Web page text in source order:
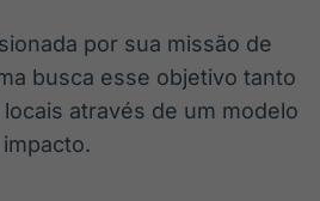
por sua missão de
busca esse objetivo tanto
através de um modelo